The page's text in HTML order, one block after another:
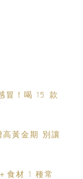
冒！喝 15 款
黃金期 別讓
食材 1 種常